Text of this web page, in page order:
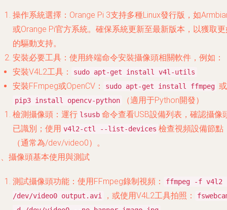
操作系統選擇：Orange Pi 3支持多種Linux發行版，如
或Orange Pi官方系統。確保系統更新至最新版本，以獲取
的驅動支持。
安裝必要工具：使用終端命令安裝攝像頭相關軟件，例如：
安裝V4L2工具：
sudo apt-get install v4l-utils
安裝FFmpeg或OpenCV： sudo apt-get install ffmpeg 或
pip3 install opencv-python
（適用于Python開發）
檢測攝像頭：運行 lsusb 命令查看USB設備列表，確認攝像
已識別；使用 v4l2-ctl --list-devices 檢查視頻設備節點
（通常為/dev/video0）。
攝像頭基本使用與測試
測試攝像頭功能：使用FFmpeg錄制視頻：
ffmpeg -f
/dev/video0 output.avi
，或使用V4L2工具拍照：